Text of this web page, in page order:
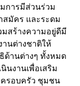
การมีส่วนร่วม
สมัคร และระดม
สร้างความอยู่ดีมี
นต่างชาติให้
ด้านต่างๆ ทั้งหมด
นงานเพื่อเสริม
ครอบครัว ชุมชน